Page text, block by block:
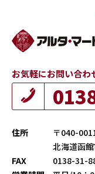
お気軽にお問い合わ
住所
〒040-
北海道函
FAX
0138-31-